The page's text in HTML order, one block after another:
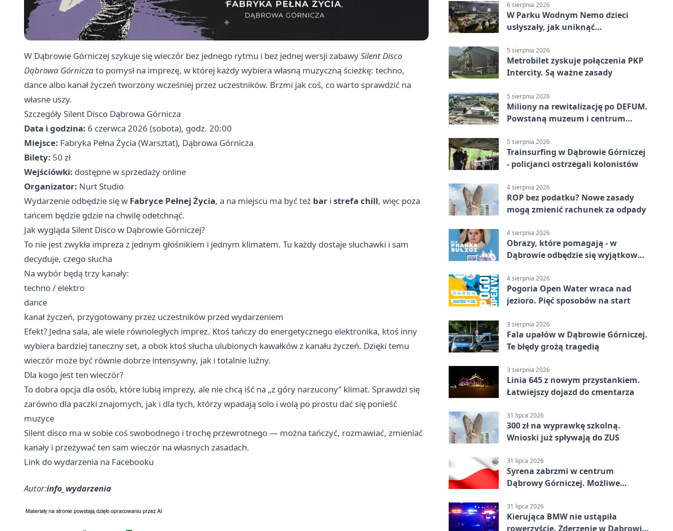
W Dąbrowie Górniczej szykuje się wieczór bez jednego rytmu i bez jednej wersji zabawySilent Disco
Dąbrowa Górniczato pomysł na imprezę, w której każdy wybiera własną muzyczną ścieżkę: techno,
dance albo kanał życzeń tworzony wcześniej przez uczestników. Brzmi jak coś, co warto sprawdzić na
własne uszy.
Szczegóły Silent Disco Dąbrowa Górnicza
Data i godzina: 6 czerwca 2026 (sobota), godz. 20:00
Miejsce: Fabryka Pełna Życia (Warsztat), Dąbrowa Górnicza
Bilety: 50 zł
Wejściówki: dostępne w sprzedaży online
Organizator: Nurt Studio
Wydarzenie odbędzie się w Fabryce Pełnej Życia, a na miejscu ma być też bar i strefa chill, więc poza
tańcem będzie gdzie na chwilę odetchnąć.
Jak wygląda Silent Disco w Dąbrowie Górniczej?
To nie jest zwykła impreza z jednym głośnikiem i jednym klimatem. Tu każdy dostaje słuchawki i sam
decyduje, czego słucha
Na wybór będą trzy kanały:
techno / elektro
dance
kanał życzeń, przygotowany przez uczestników przed wydarzeniem
Efekt? Jedna sala, ale wiele równoległych imprez. Ktoś tańczy do energetycznego elektronika, ktoś inny
wybiera bardziej taneczny set, a obok ktoś słucha ulubionych kawałków z kanału życzeń. Dzięki temu
wieczór może być równie dobrze intensywny, jak i totalnie luźny.
Dla kogo jest ten wieczór?
To dobra opcja dla osób, które lubią imprezy, ale nie chcą iść na „z góry narzucony” klimat. Sprawdzi się
zarówno dla paczki znajomych, jak i dla tych, którzy wpadają solo i wolą po prostu dać się ponieść
muzyce
Silent disco ma w sobie coś swobodnego i trochę przewrotnego — można tańczyć, rozmawiać, zmieniać
kanały i przeżywać ten sam wieczór na własnych zasadach.
Link do wydarzenia na Facebooku
Autor:info_wydarzenia
6 sierpnia 2026
W Parku Wodnym Nemo dzieci
usłyszały, jak uniknąć
5 sierpnia 2026
Metrobilet zyskuje połączenia PKP
Intercity. Są ważne zasady
5 sierpnia 2026
Miliony na rewitalizację po DEFUM.
Powstaną muzeum i centrum
5 sierpnia 2026
Trainsurfing w Dąbrowie Górniczej
- policjanci ostrzegali kolonistów
4 sierpnia 2026
ROP bez podatku? Nowe zasady
mogą zmienić rachunek za odpady
4 sierpnia 2026
Obrazy, które pomagają - w
Dąbrowie odbędzie się wyjątkowa
4 sierpnia 2026
Pogoria Open Water wraca nad
jezioro. Pięć sposobów na start
3 sierpnia 2026
Fala upałów w Dąbrowie Górniczej.
Te błędy grożą tragedią
3 sierpnia 2026
Linia 645 z nowym przystankiem.
Łatwiejszy dojazd do cmentarza
31 lipca 2026
300 zł na wyprawkę szkolną.
Wnioski już spływają do ZUS
31 lipca 2026
Syrena zabrzmi w centrum
Dąbrowy Górniczej. Możliwe
31 lipca 2026
Kierująca BMW nie ustąpiła
rowerzyście. Zderzenie w Dąbrowie